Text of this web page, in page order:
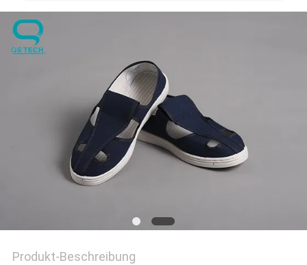
NACHRICHTEN
FORDERN
SITEMAP
POLICY
Produkt-Beschreibung